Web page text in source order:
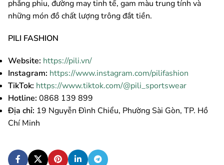
phẳng phiu, đường may tinh tế, gam màu trung tính và
những món đồ chất lượng trông đắt tiền.
PILI FASHION
Website: https://pili.vn/
Instagram: https://www.instagram.com/pilifashion
TikTok: https://www.tiktok.com/@pili_sportswear
Hotline: 0868 139 899
Địa chỉ: 19 Nguyễn Đình Chiểu, Phường Sài Gòn, TP. Hồ
Chí Minh